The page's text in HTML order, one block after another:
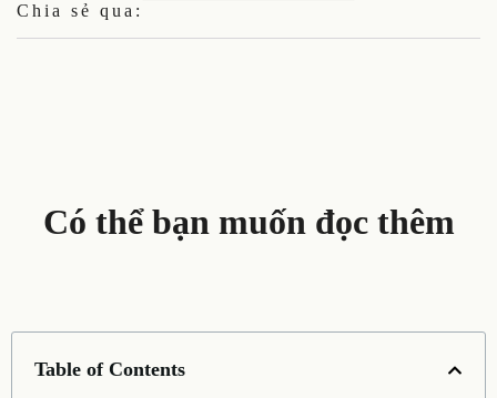
Chia sẻ qua:
Có thể bạn muốn đọc thêm
Table of Contents